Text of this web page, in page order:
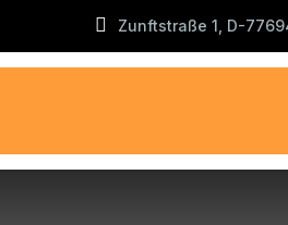
Zunftstraße 1, D-